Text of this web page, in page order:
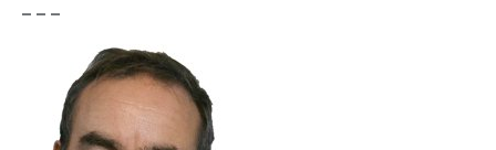
– – –